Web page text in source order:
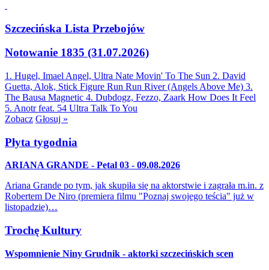
Szczecińska Lista Przebojów
Notowanie 1835 (31.07.2026)
1. Hugel, Imael Angel, Ultra Nate Movin' To The Sun 2. David
Guetta, Alok, Stick Figure Run Run River (Angels Above Me) 3.
The Bausa Magnetic 4. Dubdogz, Fezzo, Zaark How Does It Feel
5. Anotr feat. 54 Ultra Talk To You
Zobacz Głosuj »
Płyta tygodnia
ARIANA GRANDE - Petal 03 - 09.08.2026
Ariana Grande po tym, jak skupiła się na aktorstwie i zagrała m.in. z
Robertem De Niro (premiera filmu "Poznaj swojego teścia" już w
listopadzie)…
Trochę Kultury
Wspomnienie Niny Grudnik - aktorki szczecińskich scen